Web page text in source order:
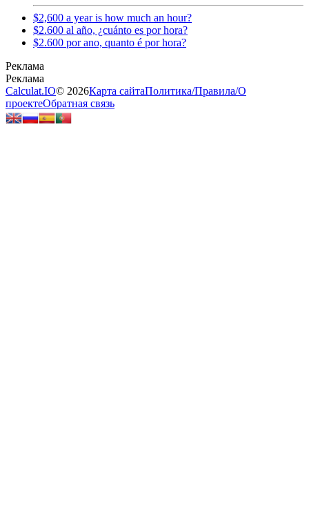
$2,600 a year is how much an hour?
$2.600 al año, ¿cuánto es por hora?
$2.600 por ano, quanto é por hora?
Calculat.IO© 2026Карта сайтаПолитика/Правила/О
проектеОбратная связь